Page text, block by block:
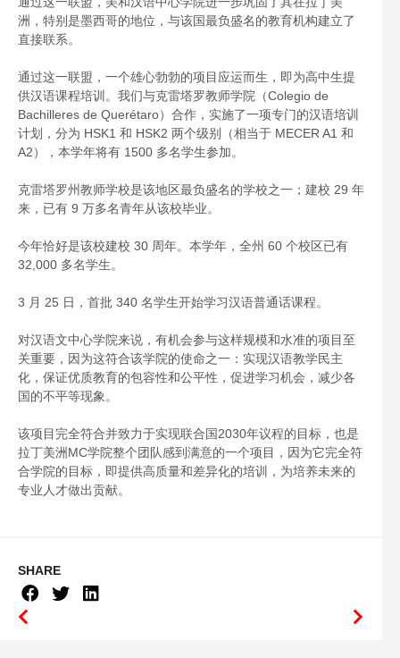
洲，特别是墨西哥的地位，与该国最负盛名的教育机构建立了
直接联系。
通过这一联盟，一个雄心勃勃的项目应运而生，即为高中生提
供汉语课程培训。我们与克雷塔罗教师学院（Colegio de
Bachilleres de Querétaro）合作，实施了一项专门的汉语培训
计划，分为 HSK1 和 HSK2 两个级别（相当于 MECER A1 和
A2），本学年将有 1500 多名学生参加。
克雷塔罗州教师学校是该地区最负盛名的学校之一；建校 29 年
来，已有 9 万多名青年从该校毕业。
今年恰好是该校建校 30 周年。本学年，全州 60 个校区已有
32,000 多名学生。
3 月 25 日，首批 340 名学生开始学习汉语普通话课程。
对汉语文中心学院来说，有机会参与这样规模和水准的项目至
关重要，因为这符合该学院的使命之一：实现汉语教学民主
化，保证优质教育的包容性和公平性，促进学习机会，减少各
国的不平等现象。
该项目完全符合并致力于实现联合国2030年议程的目标，也是
拉丁美洲MC学院整个团队感到满意的一个项目，因为它完全符
合学院的目标，即提供高质量和差异化的培训，为培养未来的
专业人才做出贡献。
SHARE